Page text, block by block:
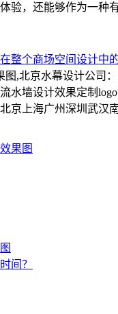
验，还能够作为一种
整个商场空间设计中
,北京水幕设计公司：
水墙设计效果定制
京上海广州深圳武
果图
间？